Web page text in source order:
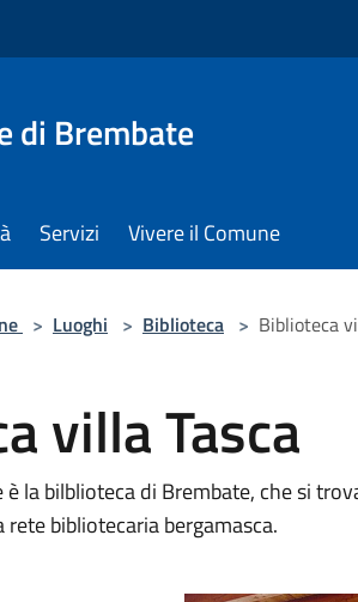
di Brembate
Servizi Vivere il Comune
> Luoghi > Biblioteca > Biblioteca
villa Tasca
la bilblioteca di Brembate, che si
bibliotecaria bergamasca.